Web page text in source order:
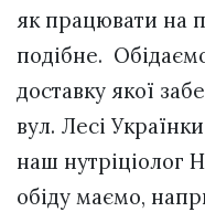
як працювати на
подібне.
доставку якої
вул. Лесі Українки
наш нутріціолог
обіду маємо,